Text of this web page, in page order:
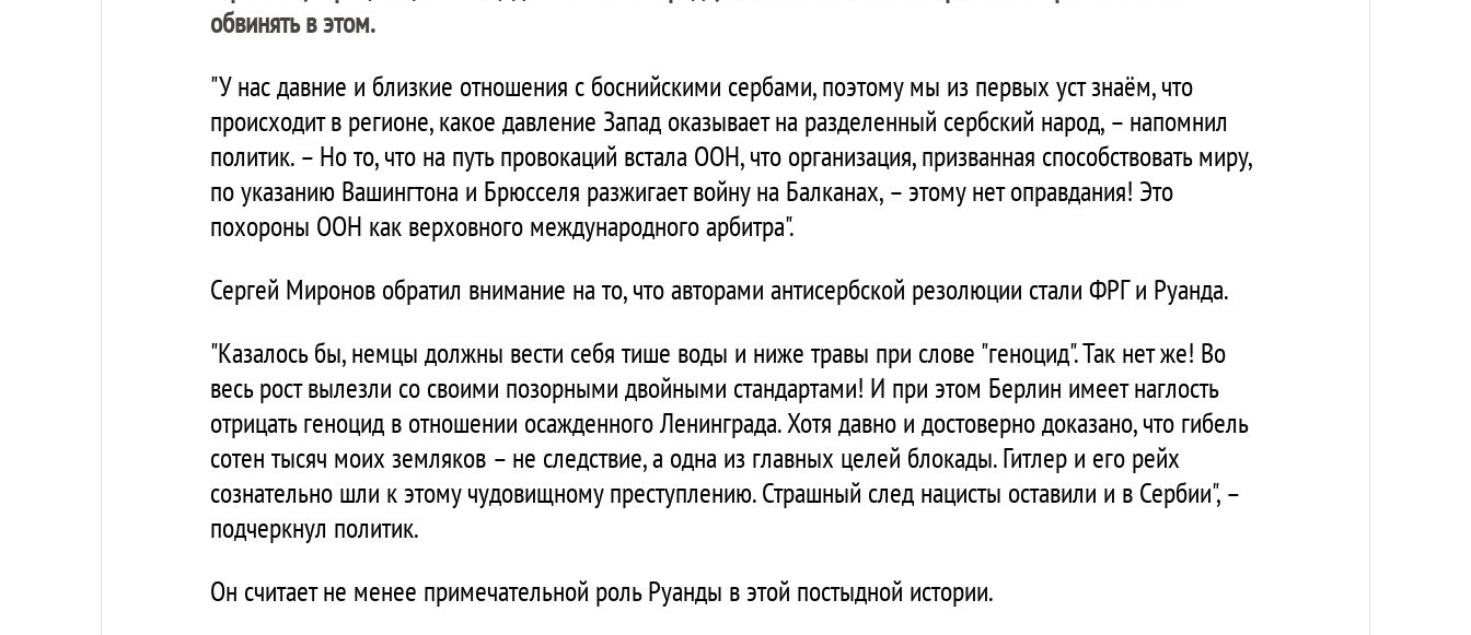
обвинять в этом.
"У нас давние и близкие отношения с боснийскими сербами, поэтому мы из первых уст знаём, что
происходит в регионе, какое давление Запад оказывает на разделенный сербский народ, – напомнил
политик. – Но то, что на путь провокаций встала ООН, что организация, призванная способствовать миру,
по указанию Вашингтона и Брюсселя разжигает войну на Балканах, – этому нет оправдания! Это
похороны ООН как верховного международного арбитра".
Сергей Миронов обратил внимание на то, что авторами антисербской резолюции стали ФРГ и Руанда.
"Казалось бы, немцы должны вести себя тише воды и ниже травы при слове "геноцид". Так нет же! Во
весь рост вылезли со своими позорными двойными стандартами! И при этом Берлин имеет наглость
отрицать геноцид в отношении осажденного Ленинграда. Хотя давно и достоверно доказано, что гибель
сотен тысяч моих земляков – не следствие, а одна из главных целей блокады. Гитлер и его рейх
сознательно шли к этому чудовищному преступлению. Страшный след нацисты оставили и в Сербии", –
подчеркнул политик.
Он считает не менее примечательной роль Руанды в этой постыдной истории.